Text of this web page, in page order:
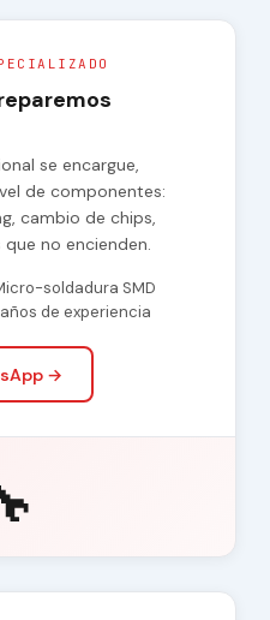
se encargue,
de componentes:
cambio de chips,
no encienden.
soldadura SMD
de experiencia
→